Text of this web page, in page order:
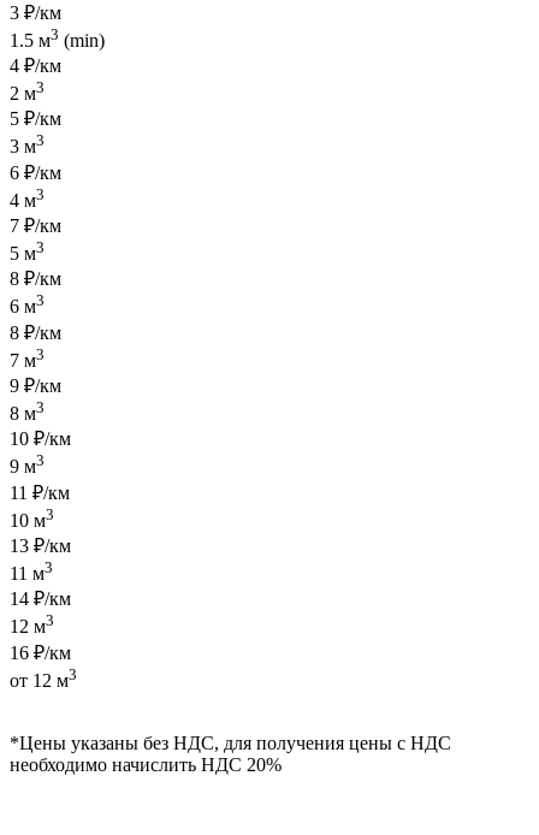
3 ₽/км
1.5 м3 (min)
4 ₽/км
2 м3
5 ₽/км
3 м3
6 ₽/км
4 м3
7 ₽/км
5 м3
8 ₽/км
6 м3
8 ₽/км
7 м3
9 ₽/км
8 м3
10 ₽/км
9 м3
11 ₽/км
10 м3
13 ₽/км
11 м3
14 ₽/км
12 м3
16 ₽/км
от 12 м3
*Цены указаны без НДС, для получения цены с НДС
необходимо начислить НДС 20%